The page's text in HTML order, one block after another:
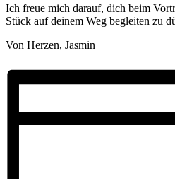
Ich freue mich darauf, dich beim
Stück auf deinem Weg begleiten zu
Von Herzen, Jasmin